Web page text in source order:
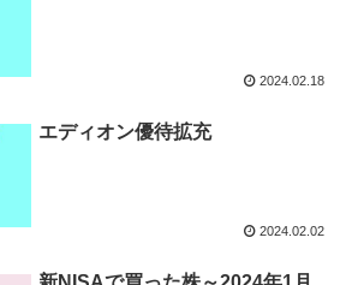
2024.02.18
エディオン優待拡充
2024.02.02